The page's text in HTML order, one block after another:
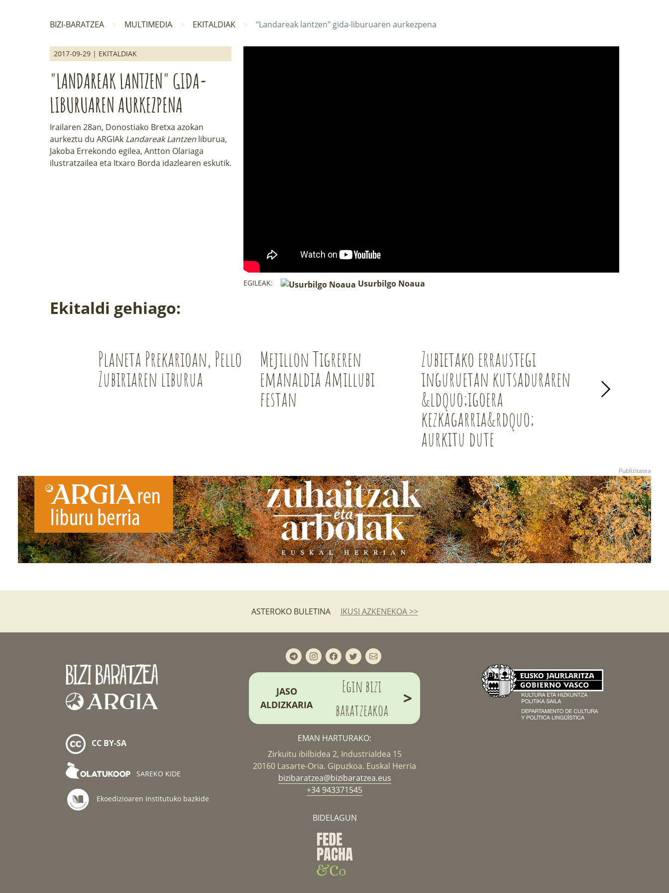
BIZI-BARATZEA MULTIMEDIA EKITALDIAK "Landareak lantzen" gida-liburuaren aurkezpena
2017-09-29 | EKITALDIAK
"LANDAREAK LANTZEN" GIDA-
LIBURUAREN AURKEZPENA
Irailaren 28an, Donostiako Bretxa azokan
aurkeztu du ARGIAk Landareak Lantzen liburua,
Jakoba Errekondo egilea, Antton Olariaga
ilustratzailea eta Itxaro Borda idazlearen eskutik.
EGILEAK: Usurbilgo Noaua
Ekitaldi gehiago:
Planeta Prekarioan, Pello
Zubiriaren liburua
Mejillon Tigreren
emanaldia Amillubi
festan
Zubietako erraustegi
inguruetan kutsaduraren
&ldquo;igoera
kezkagarria&rdquo;
aurkitu dute
ASTEROKO BULETINA IKUSI AZKENEKOA >>
CC BY-SA
SAREKO KIDE
Ekoedizioaren Institutuko bazkide
JASO
ALDIZKARIA
Egin bizi
baratzeakoa
>
EMAN HARTURAKO:
Zirkuitu ibilbidea 2, Industrialdea 15
20160 Lasarte-Oria. Gipuzkoa. Euskal Herria
bizibaratzea@bizibaratzea.eus
+34 943371545
BIDELAGUN